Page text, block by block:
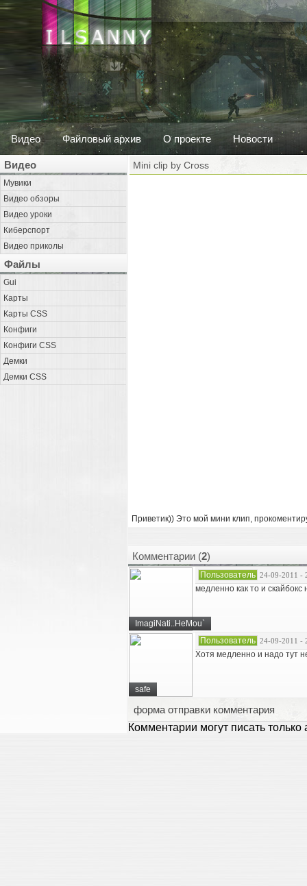
Видео Файловый архив О проекте Новости
Видео
Мувики
Видео обзоры
Видео уроки
Киберспорт
Видео приколы
Файлы
Gui
Карты
Карты CSS
Конфиги
Конфиги CSS
Демки
Демки CSS
Mini clip by Cross
Приветик)) Это мой мини клип,
Комментарии (2)
ImagiNati..HeMou`
Пользователь 24-09-2011 -
медленно как то и скайбокс
safe
Пользователь 24-09-2011 -
Хотя медленно и надо тут
форма отправки комментария
Комментарии могут писать